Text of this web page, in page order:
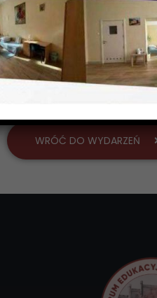
WRÓĆ DO WYDARZEŃ